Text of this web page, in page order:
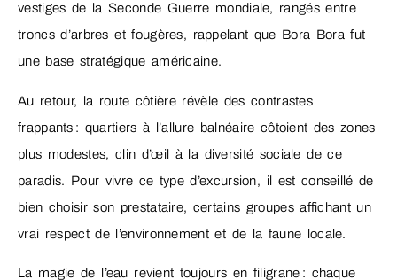
vestiges de la Seconde Guerre mondiale, rangés entre
troncs d’arbres et fougères, rappelant que Bora Bora fut
une base stratégique américaine.
Au retour, la route côtière révèle des contrastes
frappants : quartiers à l’allure balnéaire côtoient des zones
plus modestes, clin d’œil à la diversité sociale de ce
paradis. Pour vivre ce type d’excursion, il est conseillé de
bien choisir son prestataire, certains groupes affichant un
vrai respect de l’environnement et de la faune locale.
La magie de l’eau revient toujours en filigrane : chaque